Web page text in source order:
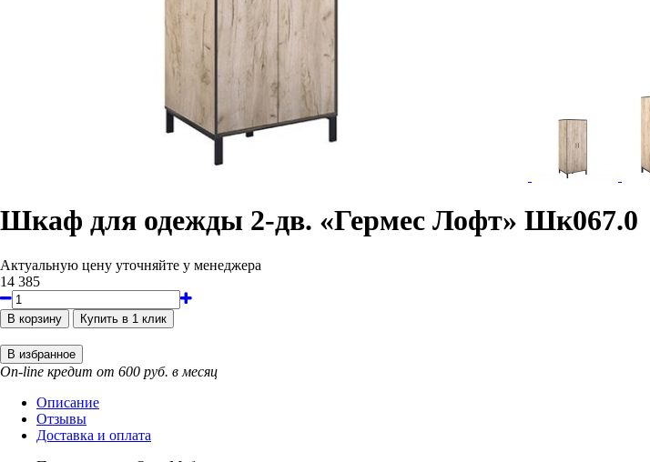
Шкаф для одежды 2-дв. «Гермес Лофт» Шк067.0
Актуальную цену уточняйте у менеджера
14 385
On-line кредит от 600 руб. в месяц
Описание
Отзывы
Доставка и оплата